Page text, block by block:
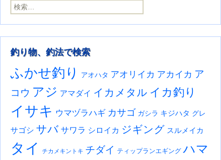
検索:
釣り物、釣法で検索
ふかせ釣り アオハタ アオリイカ アカイカ ア
コウ アジ アマダイ イカメタル イカ釣り
イサキ ウマヅラハギ カサゴ ガシラ キジハタ グレ
サゴシ サバ サワラ シロイカ ジギング スルメイカ
タイ チカメキントキ チダイ ティップランエギング ハマ